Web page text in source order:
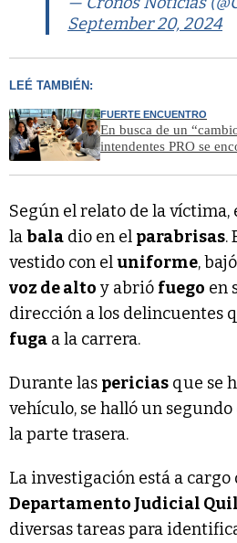
September 20, 2024
LEÉ TAMBIÉN:
FUERTE ENCUENTRO
En busca de un
intendentes PRO se
Según el relato de la víctima,
labala dio en el parabrisas.
vestido con eluniforme,
voz de alto y abrió fuego en
dirección a los delincuentes
fuga a la carrera.
Durante las pericias que se
vehículo, se halló un segundo
la parte trasera.
La investigación está a cargo
Departamento Judicial
diversas tareas para